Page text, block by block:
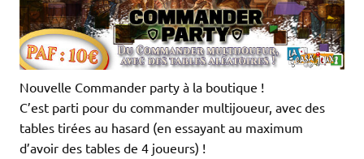
Nouvelle Commander party à la boutique !
C’est parti pour du commander multijoueur, avec des
tables tirées au hasard (en essayant au maximum
d’avoir des tables de 4 joueurs) !